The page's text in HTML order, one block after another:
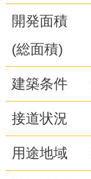
開発面積
(総面積)
建築条件
接道状況
用途地域